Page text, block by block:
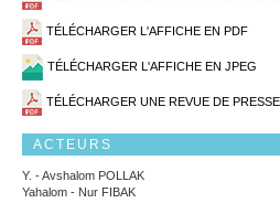
TÉLÉCHARGER L'AFFICHE EN PDF
TÉLÉCHARGER L'AFFICHE EN JPEG
TÉLÉCHARGER UNE REVUE DE PRESSE
ACTEURS
Y. - Avshalom POLLAK
Yahalom - Nur FIBAK